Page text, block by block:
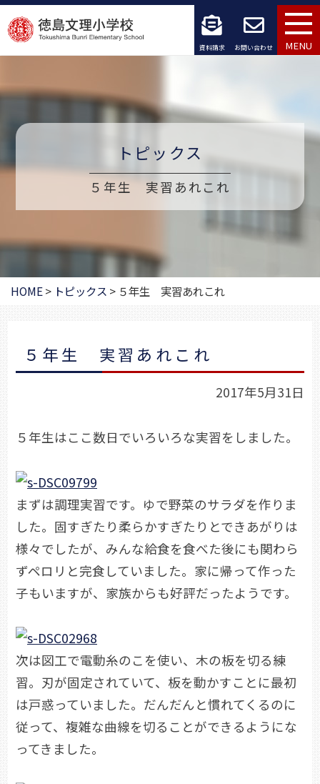
コ
ン
ン
ス
ッ
資料請求 お問い合わせ MENU
トピックス
５年生 実習あれこれ
HOME> トピックス > ５年生 実習あれこれ
５年生 実習あれこれ
2017年5月31日
５年生はここ数日でいろいろな実習をしました。
まずは調理実習です。ゆで野菜のサラダを作りま
した。固すぎたり柔らかすぎたりとできあがりは
様々でしたが、みんな給食を食べた後にも関わら
ずペロリと完食していました。家に帰って作った
子もいますが、家族からも好評だったようです。
次は図工で電動糸のこを使い、木の板を切る練
習。刃が固定されていて、板を動かすことに最初
は戸惑っていました。だんだんと慣れてくるのに
従って、複雑な曲線を切ることができるようにな
ってきました。